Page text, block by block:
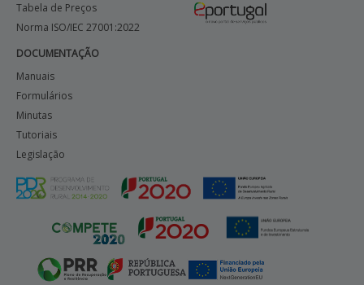
Tabela de Preços
Norma ISO/IEC 27001:2022
DOCUMENTAÇÃO
Manuais
Formulários
Minutas
Tutoriais
Legislação